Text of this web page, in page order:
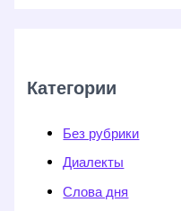
Категории
Без рубрики
Диалекты
Слова дня